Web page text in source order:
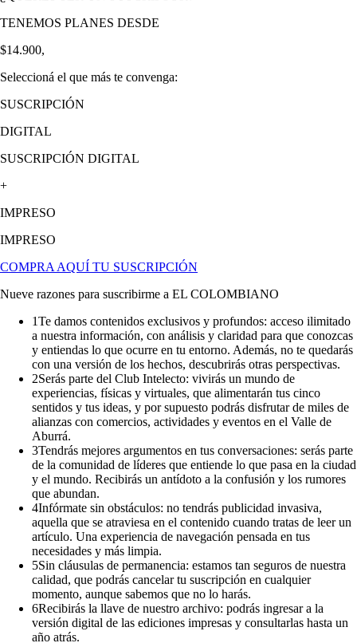
TENEMOS PLANES DESDE
$14.900,
Seleccioná el que más te convenga:
SUSCRIPCIÓN
DIGITAL
SUSCRIPCIÓN DIGITAL
+
IMPRESO
IMPRESO
COMPRA AQUÍ TU SUSCRIPCIÓN
Nueve razones para suscribirme a EL COLOMBIANO
1Te damos contenidos exclusivos y profundos: acceso ilimitado
a nuestra información, con análisis y claridad para que conozcas
y entiendas lo que ocurre en tu entorno. Además, no te quedarás
con una versión de los hechos, descubrirás otras perspectivas.
2Serás parte del Club Intelecto: vivirás un mundo de
experiencias, físicas y virtuales, que alimentarán tus cinco
sentidos y tus ideas, y por supuesto podrás disfrutar de miles de
alianzas con comercios, actividades y eventos en el Valle de
Aburrá.
3Tendrás mejores argumentos en tus conversaciones: serás parte
de la comunidad de líderes que entiende lo que pasa en la ciudad
y el mundo. Recibirás un antídoto a la confusión y los rumores
que abundan.
4Infórmate sin obstáculos: no tendrás publicidad invasiva,
aquella que se atraviesa en el contenido cuando tratas de leer un
artículo. Una experiencia de navegación pensada en tus
necesidades y más limpia.
5Sin cláusulas de permanencia: estamos tan seguros de nuestra
calidad, que podrás cancelar tu suscripción en cualquier
momento, aunque sabemos que no lo harás.
6Recibirás la llave de nuestro archivo: podrás ingresar a la
versión digital de las ediciones impresas y consultarlas hasta un
año atrás.